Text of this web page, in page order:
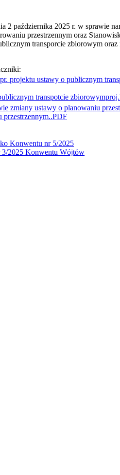
2 października 2025 r. w sprawie
przestrzennym oraz
transporcie zbiorowym
transpotcie
Konwentu nr 5/2025
3/2025 Konwentu Wójtów